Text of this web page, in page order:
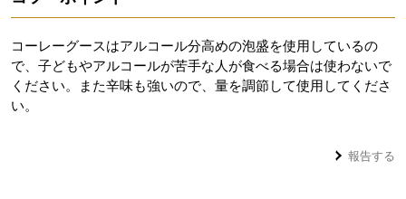
コーレーグースはアルコール分高めの泡盛を使用しているの
で、子どもやアルコールが苦手な人が食べる場合は使わないで
ください。また辛味も強いので、量を調節して使用してくださ
い。
報告する